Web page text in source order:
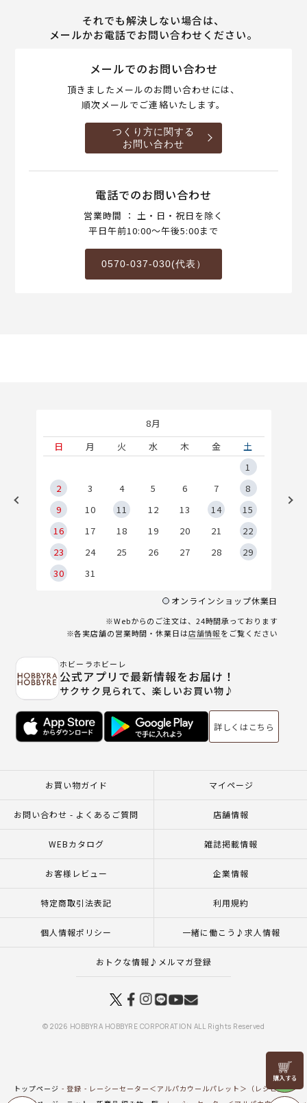
リリヤン
フェア
それでも解決しない場合は、
メールかお電話でお問い合わせください。
メールでのお問い合わせ
頂きましたメールのお問い合わせには、
順次メールでご連絡いたします。
つくり方に関する
お問い合わせ
電話でのお問い合わせ
営業時間 ： 土・日・祝日を除く
平日午前10:00～午後5:00まで
0570-037-030(代表）
8月
日
月 火 水 木 金
土
1
2
3 4 5 6 7
8
9
10 11 12 13 14
15
16
17 18 19 20 21
22
23
24 25 26 27 28
29
30
31
オンラインショップ休業日
※Webからのご注文は、24時間承っております
※各実店舗の営業時間・休業日は店舗情報をご覧ください
ホビーラホビーレ
公式アプリで最新情報をお届け！
サクサク見られて、楽しいお買い物♪
詳しくはこちら
お買い物ガイド マイページ
お問い合わせ - よくあるご質問 店舗情報
WEBカタログ 雑誌掲載情報
お客様レビュー 企業情報
特定商取引法表記 利用規約
個人情報ポリシー 一緒に働こう♪求人情報
おトクな情報♪メルマガ登録
© 2026 HOBBYRA HOBBYRE CORPORATION ALL Rights Reserved
トップページ 登録
レーシーセーター＜アルパカウールパレット＞（レシピ）